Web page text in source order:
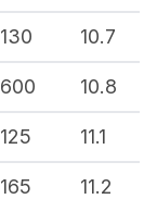
130 10.7
600 10.8
125 11.1
165 11.2